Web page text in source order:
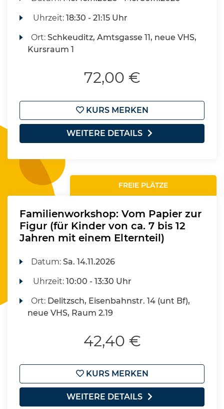
Uhrzeit:18:30 - 21:15 Uhr
Ort:Schkeuditz, Amtsgasse 11, neue VHS,
Kursraum 1
72,00 €
KURS MERKEN
WEITERE DETAILS
FREIE PLÄTZE
Familienworkshop: Vom Papier zur
Figur (für Kinder von ca. 7 bis 12
Jahren mit einem Elternteil)
Datum:Sa. 14.11.2026
Uhrzeit:10:00 - 13:30 Uhr
Ort: Delitzsch, Eisenbahnstr. 14 (unt Bf),
neue VHS, Raum 2.19
42,40 €
KURS MERKEN
WEITERE DETAILS